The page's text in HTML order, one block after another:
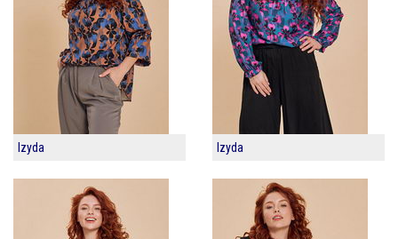
Izyda Izyda